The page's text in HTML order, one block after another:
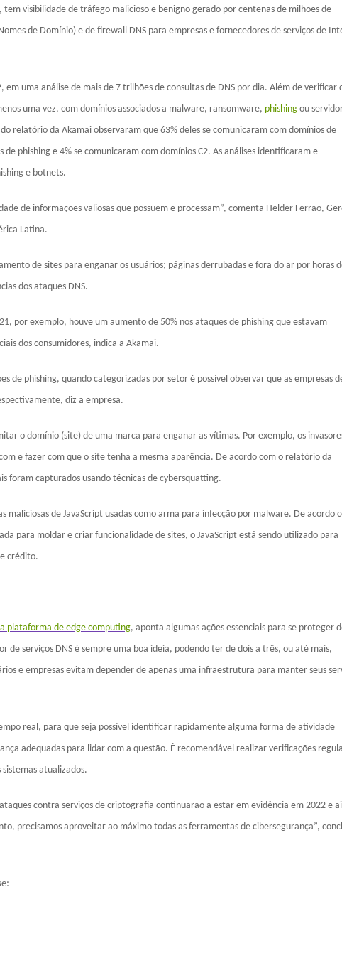
visibilidade de tráfego malicioso e benigno gerado por centenas de milhões de
de Domínio) e de firewall DNS para empresas e fornecedores de serviços de
uma análise de mais de 7 trilhões de consultas de DNS por dia. Além de verificar
uma vez, com domínios associados a malware, ransomware, phishing ou
relatório da Akamai observaram que 63% deles se comunicaram com domínios de
phishing e 4% se comunicaram com domínios C2. As análises identificaram e
e botnets.
de informações valiosas que possuem e processam”, comenta Helder Ferrão,
Latina.
de sites para enganar os usuários; páginas derrubadas e fora do ar por horas
dos ataques DNS.
por exemplo, houve um aumento de 50% nos ataques de phishing que estavam
dos consumidores, indica a Akamai.
de phishing, quando categorizadas por setor é possível observar que as empresas
diz a empresa.
o domínio (site) de uma marca para enganar as vítimas. Por exemplo, os
e fazer com que o site tenha a mesma aparência. De acordo com o relatório da
foram capturados usando técnicas de cybersquatting.
de JavaScript usadas como arma para infecção por malware. De acordo
para moldar e criar funcionalidade de sites, o JavaScript está sendo utilizado para
crédito.
plataforma de edge computing, aponta algumas ações essenciais para se proteger
de serviços DNS é sempre uma boa ideia, podendo ter de dois a três, ou até mais,
e empresas evitam depender de apenas uma infraestrutura para manter seus
real, para que seja possível identificar rapidamente alguma forma de atividade
adequadas para lidar com a questão. É recomendável realizar verificações
atualizados.
contra serviços de criptografia continuarão a estar em evidência em 2022 e
precisamos aproveitar ao máximo todas as ferramentas de cibersegurança”,